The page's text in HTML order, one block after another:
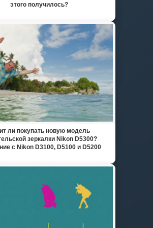
этого получилось?
ли покупать новую модель
зеркалки Nikon D5300?
с Nikon D3100, D5100 и D5200